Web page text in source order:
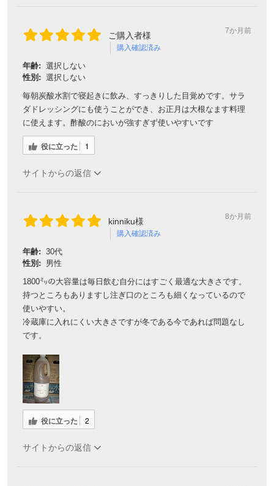
ご購入者様
購入確認済み
7か月前
年齢: 選択しない
性別: 選択しない
毎朝炭酸水割で寝起きに飲み、すっきりした目覚めです。サラ
ダドレッシングにも使うことができ、お正月は大根なます料理
に使えます。酢酸のにおいが強すぎず使いやすいです
役に立った 1
サイトからの返信
kinniku様
購入確認済み
8か月前
年齢: 30代
性別:
男性
1800㍉の大容量は毎日飲む自分にはすごく最適な大きさです。
持つところもありますし注ぎ口のところも細くなっているので
使いやすい。
冷蔵庫に入れにくい大きさですが冬である今であれば問題なし
です。
役に立った 2
サイトからの返信